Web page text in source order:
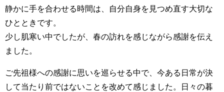
静かに手を合わせる時間は、自分自身を見つめ直す大切な
ひとときです。
少し肌寒い中でしたが、春の訪れを感じながら感謝を伝え
ました。
ご先祖様への感謝に思いを巡らせる中で、今ある日常が決
して当たり前ではないことを改めて感じました。日々の暮